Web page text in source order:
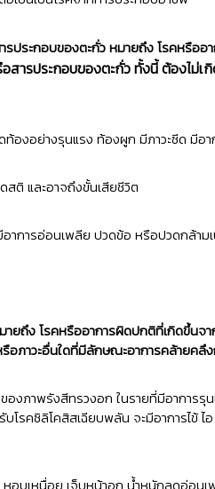
ประกอบของตะกั่ว หมายถึง โรคหรืออ
ารประกอบของตะกั่ว ทั้งนี้ ต้องไม่
องอย่างรุนแรง ท้องผูก มีภาวะซีด มีอ
ติ และอาจถึงขั้นเสียชีวิต
การอ่อนเพลีย ปวดข้อ หรือปวดกล้าม
ยถึง โรคหรืออาการผิดปกติที่เกิดขึ้นจ
อภาวะอื่นใดที่มีลักษณะอาการคล้ายค
ภาพรังสีทรวงอก ในรายที่มีอาการรุน
รคซิลิโคสิสเฉียบพลัน จะมีอาการไข้ ไ
อบเหนื่อย เจ็บหน้าอก น้ำหนักลดอ่อนเ